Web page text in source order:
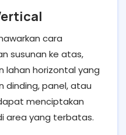
cara
susunan ke atas,
lahan horizontal yang
dinding, panel, atau
menciptakan
area yang terbatas.